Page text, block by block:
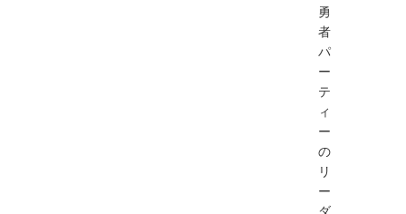
勇
者
パ
ー
テ
ィ
ー
の
リ
ー
ダ